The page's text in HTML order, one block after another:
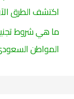
اكتشف الطرق
ما هي شروط
المواطن